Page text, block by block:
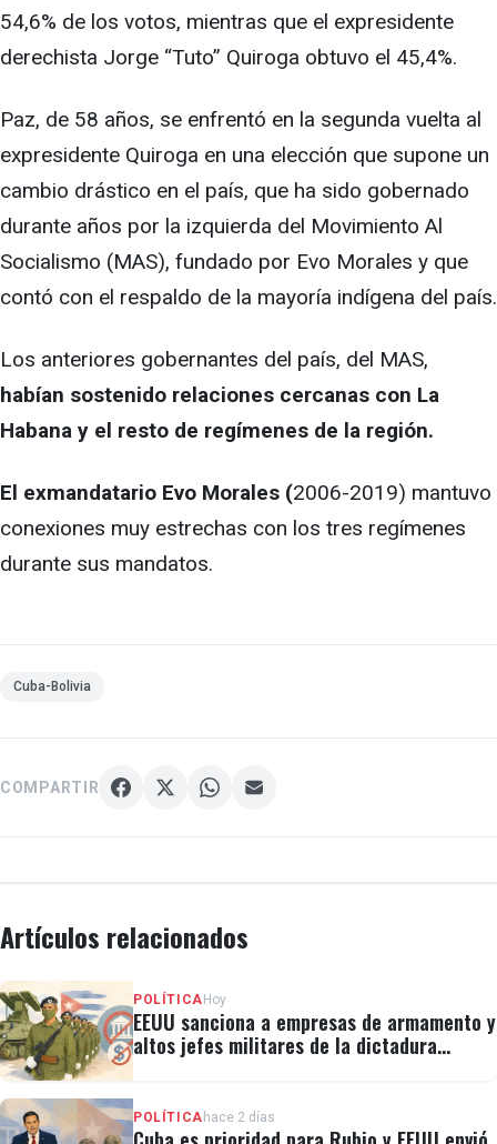
54,6% de los votos, mientras que el expresidente
derechista Jorge “Tuto” Quiroga obtuvo el 45,4%.
Paz, de 58 años, se enfrentó en la segunda vuelta al
expresidente Quiroga en una elección que supone un
cambio drástico en el país, que ha sido gobernado
durante años por la izquierda del Movimiento Al
Socialismo (MAS), fundado por Evo Morales y que
contó con el respaldo de la mayoría indígena del país.
Los anteriores gobernantes del país, del MAS,
habían sostenido relaciones cercanas con La
Habana y el resto de regímenes de la región.
El exmandatario Evo Morales (2006-2019) mantuvo
conexiones muy estrechas con los tres regímenes
durante sus mandatos.
Cuba-Bolivia
COMPARTIR
Artículos relacionados
POLÍTICA Hoy
EEUU sanciona a empresas de armamento y
altos jefes militares de la dictadura
POLÍTICA hace 2 días